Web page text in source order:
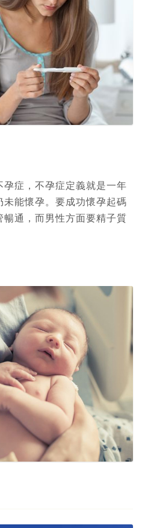
症，不孕症定義就是一年
能懷孕。要成功懷孕起碼
通，而男性方面要精子質